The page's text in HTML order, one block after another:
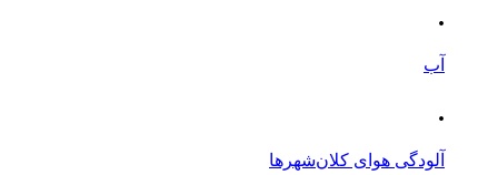
.
آب
.
آلودگی هوای کلان‌شهرها